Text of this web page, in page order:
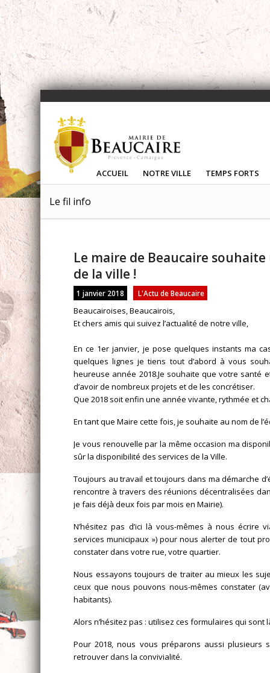
ACCUEIL NOTRE VILLE TEMPS FORTS
Le fil info
Le maire de Beaucaire
de la ville !
1 janvier 2018 L'Actu de Beaucaire
Beaucairoises, Beaucairois,
Et chers amis qui suivez l’actualité de notre ville,
En ce 1er janvier, je pose quelques instants ma
quelques lignes je tiens tout d’abord à vous
heureuse année 2018.Je souhaite que votre santé
d’avoir de nombreux projets et de les concrétiser.
Que 2018 soit enfin une année vivante, rythmée et
En tant que Maire cette fois, je souhaite au nom de
Je vous renouvelle par la même occasion ma
sûr la disponibilité des services de la Ville.
Toujours au travail et toujours dans ma démarche
rencontre à travers des réunions décentralisées
je fais déjà deux fois par mois en Mairie).
N’hésitez pas d’ici là vous-mêmes à nous
services municipaux ») pour nous alerter de tout
constater dans votre rue, votre quartier.
Nous essayons toujours de traiter au mieux les
ceux que nous pouvons nous-mêmes constater
habitants).
Alors n’hésitez pas : utilisez ces formulaires qui sont
Pour 2018, nous vous préparons aussi plusieurs
retrouver dans la convivialité.